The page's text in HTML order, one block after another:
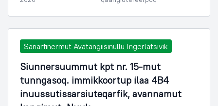
Sanarfinermut Avatangiisinullu Ingerlatsivik
Siunnersuummut kpt nr. 15-mut
tunngasoq. immikkoortup ilaa 4B4
inuussutissarsiuteqarfik, avannamut